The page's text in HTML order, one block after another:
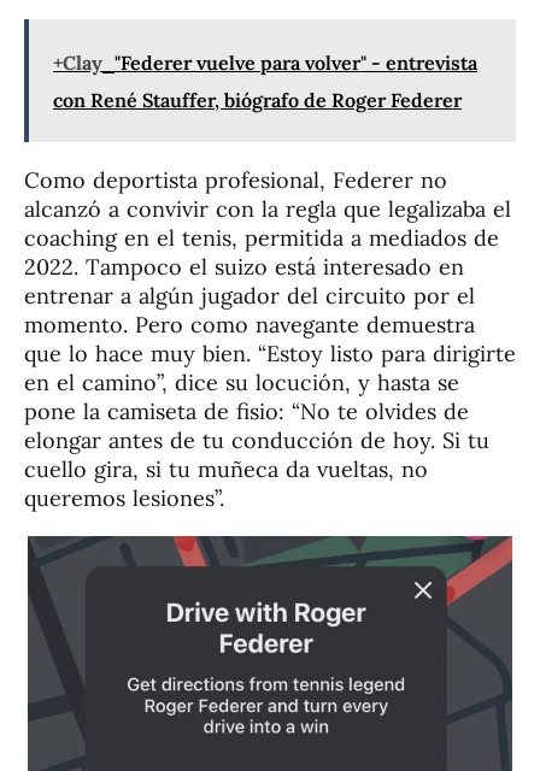
+Clay "Federer vuelve para volver" - entrevista
con René Stauffer, biógrafo de Roger Federer
Como deportista profesional, Federer no
alcanzó a convivir con la regla que legalizaba el
coaching en el tenis, permitida a mediados de
2022. Tampoco el suizo está interesado en
entrenar a algún jugador del circuito por el
momento. Pero como navegante demuestra
que lo hace muy bien. “Estoy listo para dirigirte
en el camino”, dice su locución, y hasta se
pone la camiseta de fisio: “No te olvides de
elongar antes de tu conducción de hoy. Si tu
cuello gira, si tu muñeca da vueltas, no
queremos lesiones”.